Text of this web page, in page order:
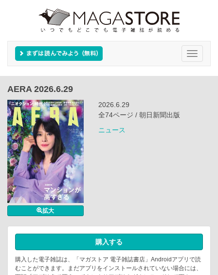
Toggle
AERA 2026.6.29
拡大
2026.6.29
全74ページ / 朝日新聞出版
ニュース
購入する
購入した電子雑誌は、「マガストア 電子雑誌書店」Androidアプリで読
むことができます。まだアプリをインストールされていない場合には、